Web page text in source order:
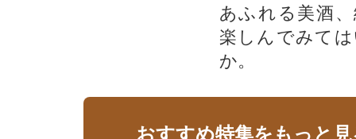
あふれる美酒
楽しんでみて
か。
おすすめ特集をもっと